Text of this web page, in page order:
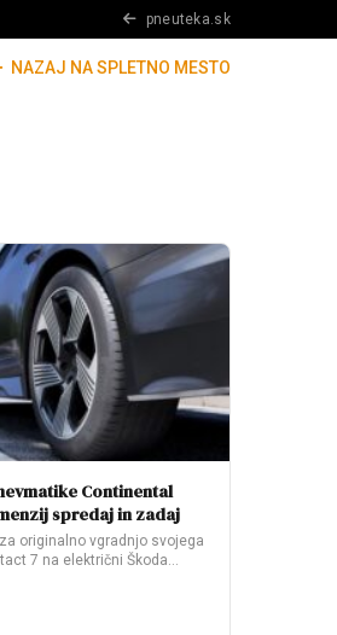
pneuteka.sk
NAZAJ NA SPLETNO MESTO
Continental
spredaj in zadaj
originalno vgradnjo svojega
7 na električni Škoda…